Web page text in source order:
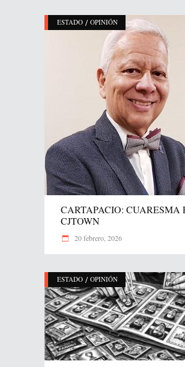
ESTADO / OPINIÓN
CARTAPACIO: CUARESMA
CJTOWN
20 febrero, 2026
ESTADO / OPINIÓN